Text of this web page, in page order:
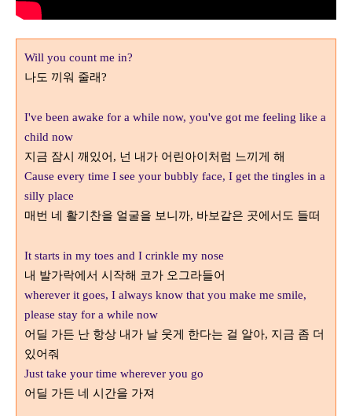
Will you count me in?
나도 끼워 줄래?
I've been awake for a while now, you've got me feeling like a
child now
지금 잠시 깨있어, 넌 내가 어린아이처럼 느끼게 해
Cause every time I see your bubbly face, I get the tingles in a
silly place
매번 네 활기찬을 얼굴을 보니까, 바보같은 곳에서도 들떠
It starts in my toes and I crinkle my nose
내 발가락에서 시작해 코가 오그라들어
wherever it goes, I always know that you make me smile,
please stay for a while now
어딜 가든 난 항상 내가 날 웃게 한다는 걸 알아, 지금 좀 더
있어줘
Just take your time wherever you go
어딜 가든 네 시간을 가져